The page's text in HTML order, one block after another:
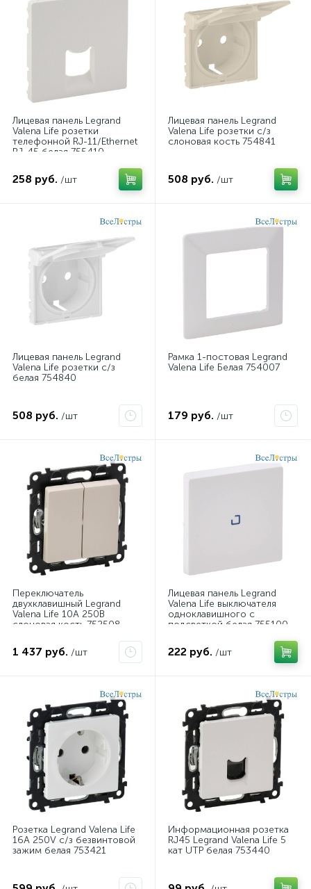
Лицевая панель Legrand
Valena Life розетки
телефонной RJ-11/Ethernet
RJ-45 белая 755410
258 руб. /шт
Лицевая панель Legrand
Valena Life розетки с/з
слоновая кость 754841
508 руб. /шт
Лицевая панель Legrand
Valena Life розетки с/з
белая 754840
508 руб. /шт
Рамка 1-постовая Legrand
Valena Life Белая 754007
179 руб. /шт
Переключатель
двухклавишный Legrand
Valena Life 10А 250В
слоновая кость 752508
1 437 руб. /шт
Лицевая панель Legrand
Valena Life выключателя
одноклавишного с
подсветкой белая 755100
222 руб. /шт
Розетка Legrand Valena Life
16A 250V с/з безвинтовой
зажим белая 753421
Информационная розетка
RJ45 Legrand Valena Life 5
кат UTP белая 753440